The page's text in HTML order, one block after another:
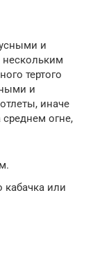
и
тертого
и
иначе
среднем огне,
кабачка или